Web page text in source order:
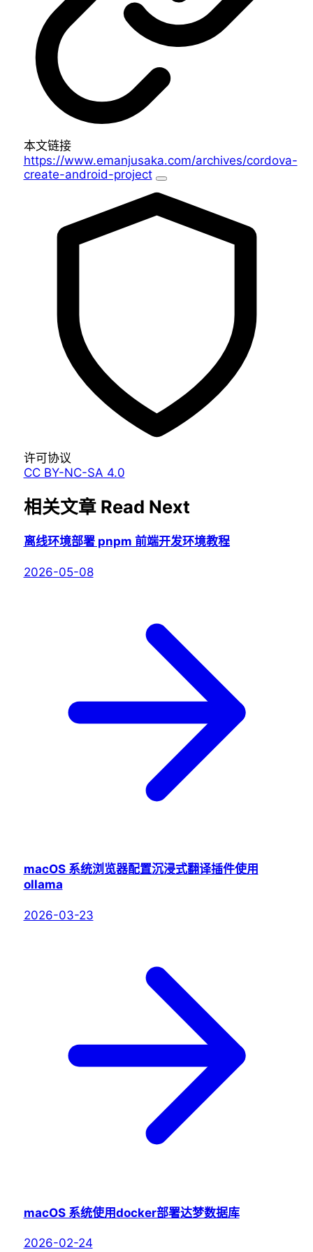
本文链接
https://www.emanjusaka.com/archives/cordova-
create-android-project
许可协议
CC BY-NC-SA 4.0
相关文章 Read Next
离线环境部署 pnpm 前端开发环境教程
2026-05-08
macOS 系统浏览器配置沉浸式翻译插件使用
ollama
2026-03-23
macOS 系统使用docker部署达梦数据库
2026-02-24